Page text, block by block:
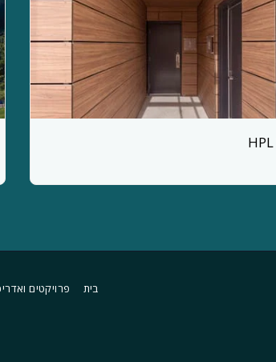
בית פרויקטים